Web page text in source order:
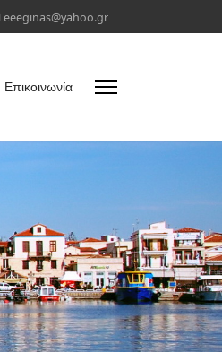
eeeginas@yahoo.gr
Επικοινωνία